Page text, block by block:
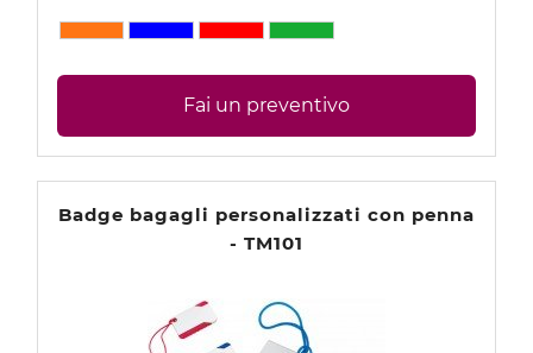
Fai un preventivo
Badge bagagli personalizzati con penna
- TM101